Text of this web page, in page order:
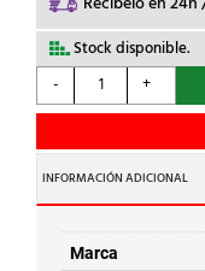
Stock disponible.
-
SOBIME
-
2
PZAS.2-
50
P/MANGUERA
cantidad
+
INFORMACIÓN ADICIONAL
Marca